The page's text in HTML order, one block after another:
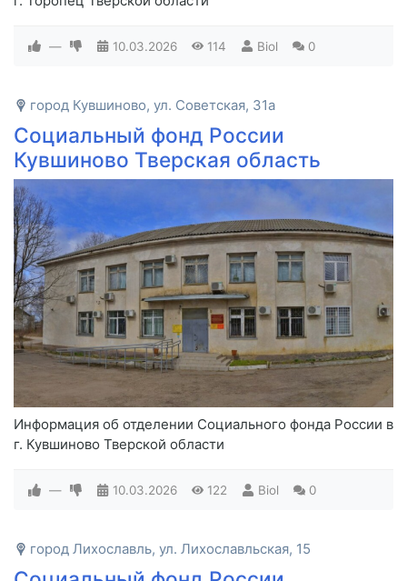
— 10.03.2026 114 Biol 0
город Кувшиново, ул. Советская, 31а
Социальный фонд России
Кувшиново Тверская область
Информация об отделении Социального фонда России в
г. Кувшиново Тверской области
— 10.03.2026 122 Biol 0
город Лихославль, ул. Лихославльская, 15